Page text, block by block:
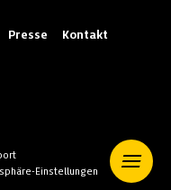
Presse Kontakt
Einstellungen